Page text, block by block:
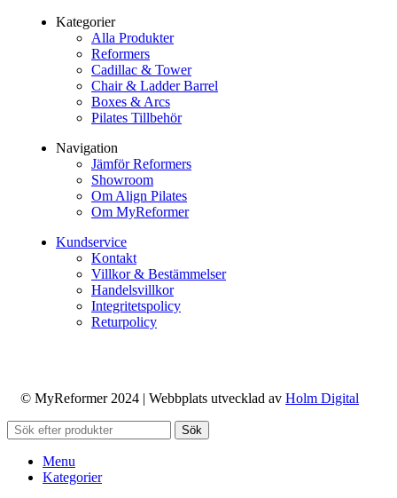
Kategorier
Alla Produkter
Reformers
Cadillac & Tower
Chair & Ladder Barrel
Boxes & Arcs
Pilates Tillbehör
Navigation
Jämför Reformers
Showroom
Om Align Pilates
Om MyReformer
Kundservice
Kontakt
Villkor & Bestämmelser
Handelsvillkor
Integritetspolicy
Returpolicy
© MyReformer 2024 | Webbplats utvecklad av Holm Digital
Sök
Menu
Kategorier